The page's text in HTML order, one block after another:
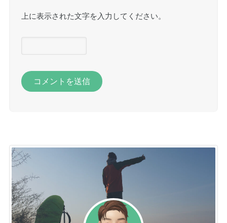
上に表示された文字を入力してください。